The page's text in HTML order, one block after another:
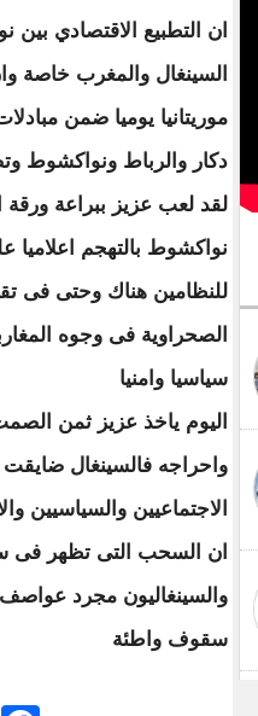
ان التطبيع الاقتصادي
السينغال والمغرب خاصة
موريتانيا يوميا ضمن
دكار والرباط ونواكشوط
لقد لعب عزيز ببراعة
نواكشوط بالتهجم
للنظامين هناك وحتى فى
الصحراوية فى وجوه
سياسيا وامنيا
اليوم ياخذ عزيز ثمن
واحراجه فالسينغال
الاجتماعيين والسياسيين
ان السحب التى تظهر فى
والسينغاليون مجرد
سقوف واطئة